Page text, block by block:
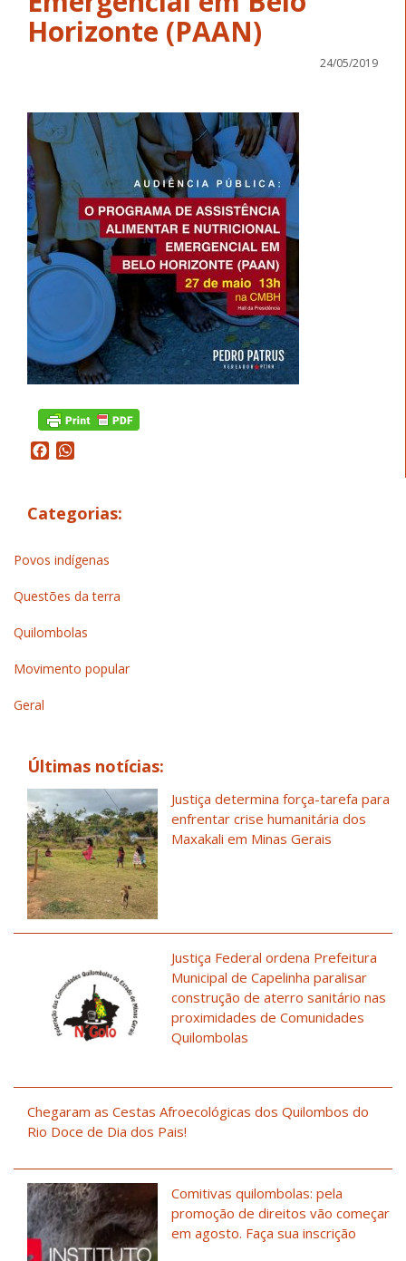
Horizonte (PAAN)
24/05/2019
Facebook
Categorias:
Povos indígenas
Questões da terra
Quilombolas
Movimento popular
Geral
Últimas notícias:
Justiça determina força-tarefa para
enfrentar crise humanitária dos
Maxakali em Minas Gerais
Justiça Federal ordena Prefeitura
Municipal de Capelinha paralisar
construção de aterro sanitário nas
proximidades de Comunidades
Quilombolas
Chegaram as Cestas Afroecológicas dos Quilombos do
Rio Doce de Dia dos Pais!
Comitivas quilombolas: pela
promoção de direitos vão começar
em agosto. Faça sua inscrição